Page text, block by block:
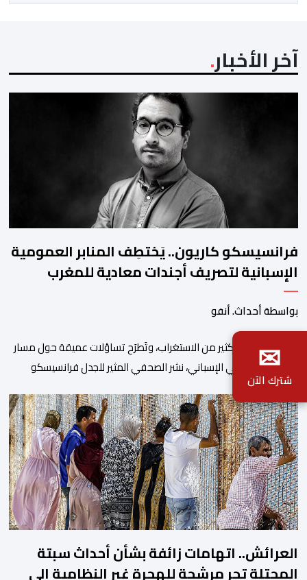
آخر الأخبار
فرانسيسكو كاريون.. يَختطِف المنابر العمومية
الإسبانية لتصريف أجندات معادية للمغرب
بواسطة أحداث. أنفو
في خطوة تثير الكثير من الاستغراب، وتَطرَح تساؤلات عميقة حول مسار
الإعلام العمومي الإسباني، نشر الصحفي المثير للجدل فرانسيسكو
كاريون مقالاً مطولاً ومتحيزاً على بوابة مؤسسة الإذاعة والتلفزيون
الإسبانية العمومية (RTVE). المقال الذي حَمَل عنواناً مليئاً بالإيحاءات
السلبية: “المغرب، بين غياب محمد السادس، شائعات الانتقال
والاضطرابات الاجتماعية”، يُمثِّل خروجاً غير مألوف عن الخط التحريري
المعتاد […]
العرائش.. اتهامات زائفة بشأن أحداث سبتة
المحتلة تجر مرشحة للهجرة غير النظامية إلى
✉
شترك الآن